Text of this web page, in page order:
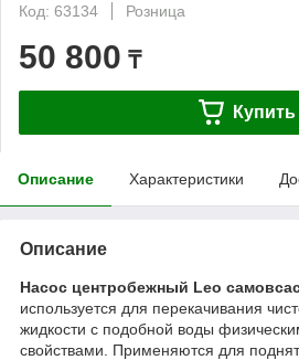
Код: 63134
Розница
50 800 ₸
Купить
Описание Характеристики
Описание
Насос центробежный Leo
используется для перекачивания
жидкости с подобной воды
свойствами. Применяются для